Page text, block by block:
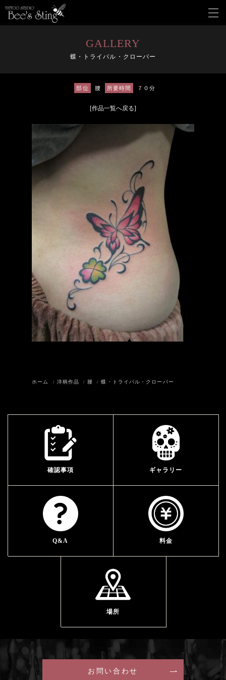
メ
ニ
GALLERY
蝶・トライバル・クローバー
部位 腰 所要時間 ７０分
ホーム 洋柄作品 腰 蝶・トライバル・クローバー
確認事項 ギャラリー
Q&A 料金
場所
お問い合わせ